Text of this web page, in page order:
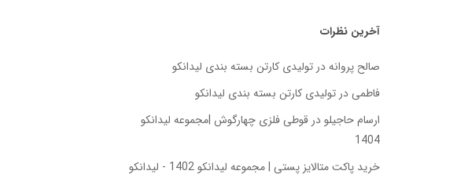
آخرین نظرات
صالح پروانهدرتولیدی کارتن بسته‌ بندی لیدانکو
فاطمیدرتولیدی کارتن بسته‌ بندی لیدانکو
ارسام حاجیلودرقوطی فلزی چهارگوش |مجموعه لیدانکو
1404
خرید پاکت متالایز پستی | مجموعه لیدانکو 1402 - لیدانکو